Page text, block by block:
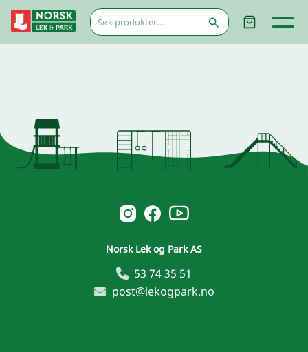
Søk
etter:
Norsk Leg & Park instagram
Norsk Leg & Park facebook
Norsk Leg & Park youtube
Norsk Lek og Park AS
53 74 35 51
post@lekogpark.no